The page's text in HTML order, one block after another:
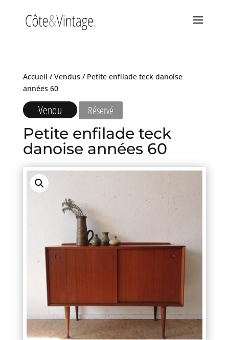
Accueil / Vendus/ Petite enfilade teck danoise
années 60
Vendu Réservé
Petite enfilade teck
danoise années 60